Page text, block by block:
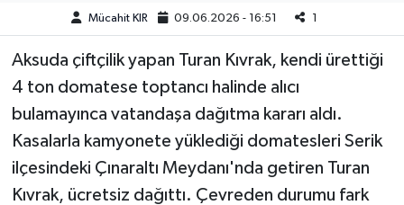
Mücahit KIR 09.06.2026 - 16:51 1
Aksuda çiftçilik yapan Turan Kıvrak, kendi ürettiği
4 ton domatese toptancı halinde alıcı
bulamayınca vatandaşa dağıtma kararı aldı.
Kasalarla kamyonete yüklediği domatesleri Serik
ilçesindeki Çınaraltı Meydanı'nda getiren Turan
Kıvrak, ücretsiz dağıttı. Çevreden durumu fark
Spor
SürManşet
Teknoloji
KAHRAMANMARAŞ